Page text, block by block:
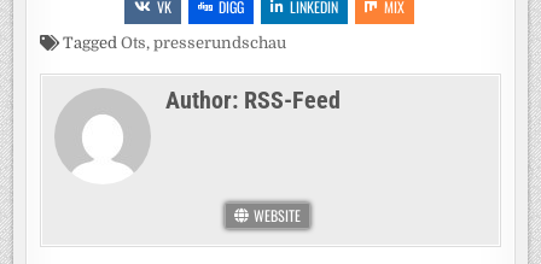
VK
DIGG LINKEDIN MIX
TaggedOts,presserundschau
Author: RSS-Feed
WEBSITE